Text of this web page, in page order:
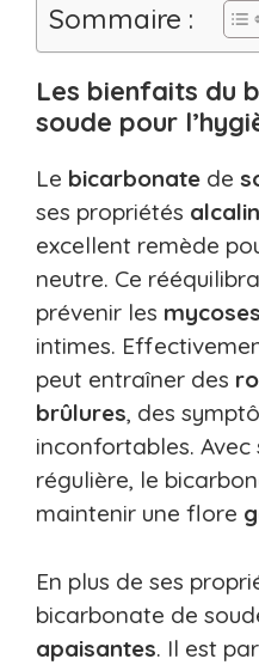
Sommaire :
Les bienfaits du
soude pour
Le bicarbonate de
ses propriétés
excellent remède
neutre. Ce
prévenir les mycoses
intimes.
peut entraîner des
brûlures, des
inconfortables. Avec
régulière, le
maintenir une flore
En plus de ses
bicarbonate de
apaisantes. Il est